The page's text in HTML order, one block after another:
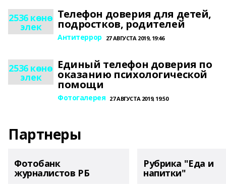
2536 көнө
элек
Телефон доверия для детей,
подростков, родителей
Антитеррор 27 АВГУСТА 2019, 19:46
2536 көнө
элек
Единый телефон доверия по
оказанию психологической
помощи
Фотогалерея 27 АВГУСТА 2019, 19:50
Партнеры
Фотобанк
журналистов РБ
Рубрика "Еда и
напитки"